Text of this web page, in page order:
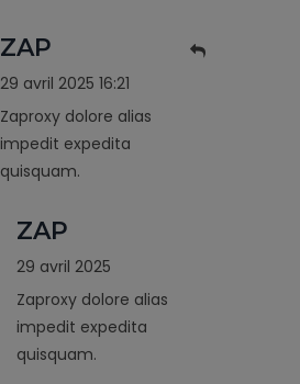
ZAP
29 avril 2025 16:21
Zaproxy dolore alias
impedit expedita
quisquam.
ZAP
29 avril 2025
Zaproxy dolore alias
impedit expedita
quisquam.